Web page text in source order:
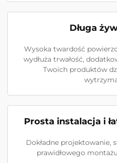
Długa
Wysoka twardość
wydłuża trwałość,
Twoich produktów
Prosta instalacja i
Dokładne projektowanie,
prawidłowego